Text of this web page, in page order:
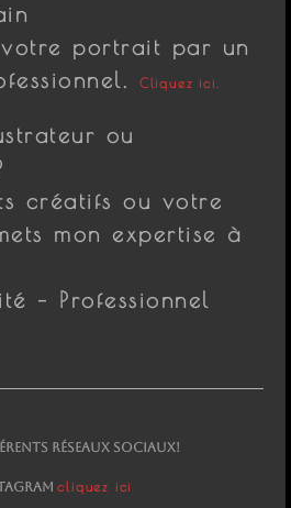
portrait par un
Cliquez ici.
ou
créatifs ou votre
mon expertise à
– Professionnel
réseaux sociaux!
cliquez ici